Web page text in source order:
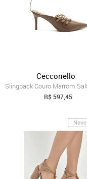
Cecconello
R$ 597,45
Novo